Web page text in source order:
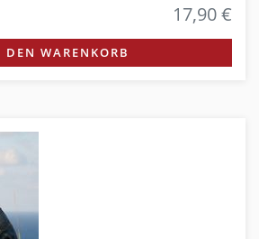
17,90 €
DEN WARENKORB